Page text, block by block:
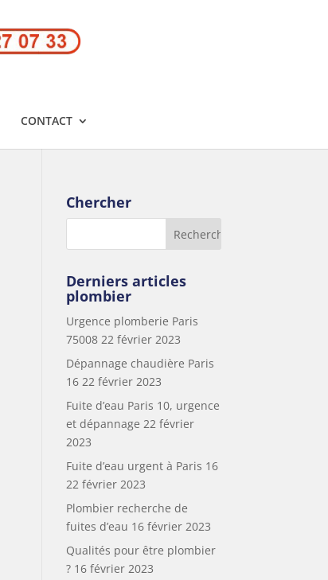
CONTACT
Chercher
Derniers articles
plombier
Urgence plomberie Paris
75008 22 février 2023
Dépannage chaudière Paris
16 22 février 2023
Fuite d’eau Paris 10, urgence
et dépannage 22 février
2023
Fuite d’eau urgent à Paris 16
22 février 2023
Plombier recherche de
fuites d’eau 16 février 2023
Qualités pour être plombier
? 16 février 2023